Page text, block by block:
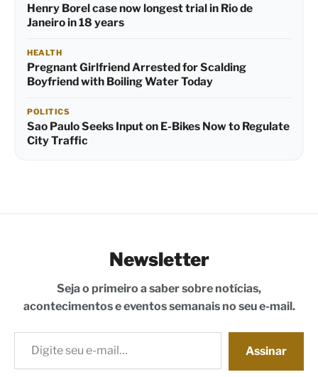
Henry Borel case now longest trial in Rio de
Janeiro in 18 years
HEALTH
Pregnant Girlfriend Arrested for Scalding
Boyfriend with Boiling Water Today
POLITICS
Sao Paulo Seeks Input on E-Bikes Now to Regulate
City Traffic
Newsletter
Seja o primeiro a saber sobre notícias,
acontecimentos e eventos semanais no seu e-mail.
Digite seu e-mail…
Assinar